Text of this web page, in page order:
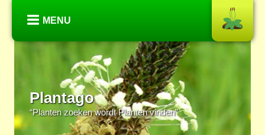
MENU
Plantago
“Planten zoeken wordt Planten vinden”